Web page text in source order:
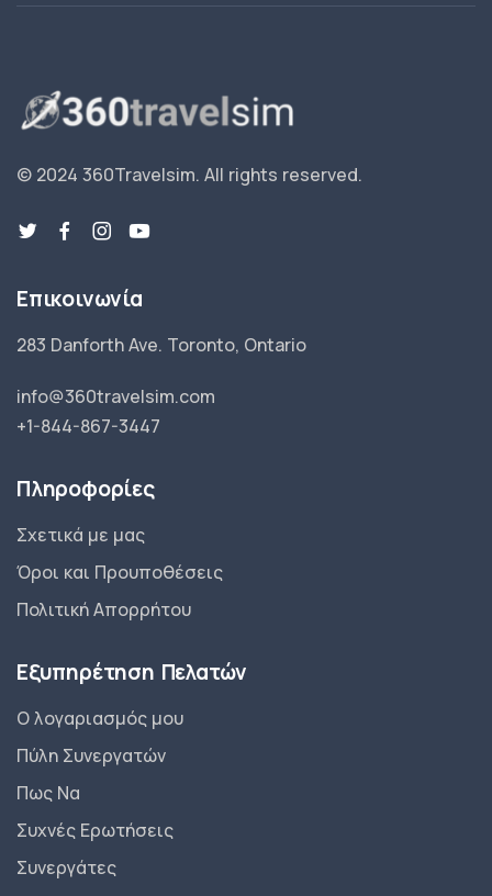
© 2024 360Travelsim. All rights reserved.
Επικοινωνία
283 Danforth Ave. Toronto, Ontario
info@360travelsim.com
+1-844-867-3447
Πληροφορίες
Σχετικά με μας
Όροι και Προυποθέσεις
Πολιτική Απορρήτου
Εξυπηρέτηση Πελατών
Ο λογαριασμός μου
Πύλη Συνεργατών
Πως Να
Συχνές Ερωτήσεις
Συνεργάτες